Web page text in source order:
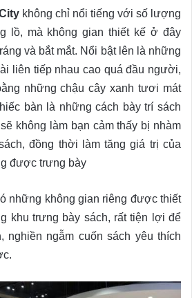
không chỉ nổi tiếng với số lượng
lồ, mà không gian thiết kế ở đây
và bắt mắt. Nổi bật lên là những
liên tiếp nhau cao quá đầu người,
những chậu cây xanh tươi mát
bàn là những cách bày trí sách
không làm bạn cảm thấy bị nhàm
đồng thời làm tăng giá trị của
được trưng bày
những không gian riêng được thiết
khu trưng bày sách, rất tiện lợi để
nghiền ngẫm cuốn sách yêu thích